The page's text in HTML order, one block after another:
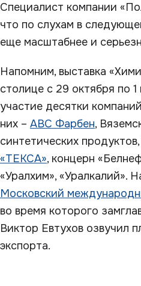
Специалист компании
что по слухам в
еще масштабнее и
Напомним, выставка
столице с 29 октября по
участие десятки
них – ABC Фарбен,
синтетических
«ТЕКСА», концерн
«Уралхим», «Уралкалий».
Московский
во время которого
Виктор Евтухов озвучил
экспорта.